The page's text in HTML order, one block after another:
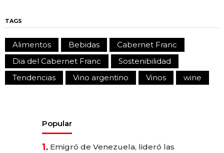
TAGS
Alimentos Bebidas
Cabernet Franc
Dia del Cabernet Franc
Sostenibilidad
Tendencias
Vino argentino Vinos wine
Popular
1. Emigró de Venezuela, lideró las